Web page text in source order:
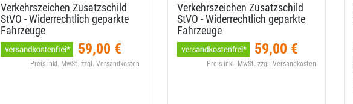
Verkehrszeichen Zusatzschild
StVO - Widerrechtlich geparkte
Fahrzeuge
59,00 €
Preis inkl. MwSt. zzgl. Versandkosten
Verkehrszeichen Zusatzschild
StVO - Widerrechtlich geparkte
Fahrzeuge
59,00 €
Preis inkl. MwSt. zzgl. Versandkosten